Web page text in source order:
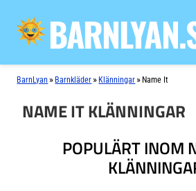
BarnLyan » Barnkläder » Klänningar » Name It
NAME IT KLÄNNINGAR
POPULÄRT INOM